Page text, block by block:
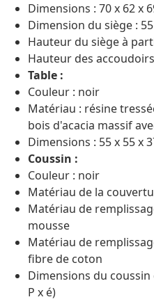
Dimensions : 70 x 62 x
Dimension du siège :
Hauteur du siège à
Hauteur des
Table :
Couleur : noir
Matériau : résine
bois d'acacia massif
Dimensions : 55 x 55 x
Coussin :
Couleur : noir
Matériau de la
Matériau de
mousse
Matériau de
fibre de coton
Dimensions du coussin
P x é)